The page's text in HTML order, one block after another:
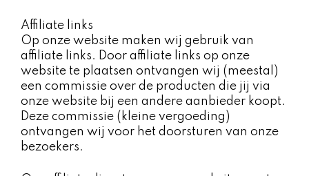
Affiliate links ​
Op onze website maken wij gebruik van
affiliate links. Door affiliate links op onze
website te plaatsen ontvangen wij (meestal)
een commissie over de producten die jij via
onze website bij een andere aanbieder koopt.
Deze commissie (kleine vergoeding)
ontvangen wij voor het doorsturen van onze
bezoekers.